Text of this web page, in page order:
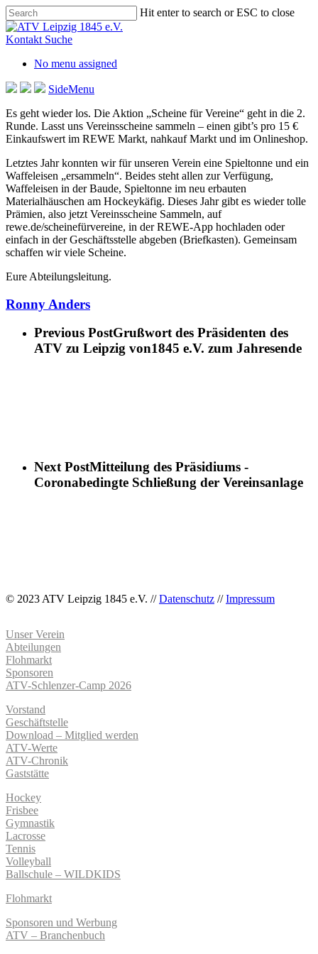
Skip
to
main
Hit enter to search or ESC to close
Close
Search
Kontakt Suche
No menu assigned
SideMenu
Es geht wieder los. Die Aktion „Scheine für Vereine“ geht in die 2.
Runde. Lasst uns Vereinsscheine sammeln – einen gibt’s pro 15 €
Einkaufswert im REWE Markt, nahkauf Markt und im Onlineshop.
Letztes Jahr konnten wir für unseren Verein eine Spieltonne und ein
Waffeleisen „ersammeln“. Beides steht allen zur Verfügung,
Waffeleisen in der Baude, Spieltonne im neu erbauten
Materialhäuschen am Hockeykäfig. Dieses Jahr gibt es wieder tolle
Prämien, also jetzt Vereinsscheine Sammeln, auf
rewe.de/scheinefürvereine, in der REWE-App hochladen oder
einfach in der Geschäftsstelle abgeben (Briefkasten). Gemeinsam
schaffen wir viele Scheine.
Eure Abteilungsleitung.
Ronny Anders
Previous PostGrußwort des Präsidenten des
ATV zu Leipzig von1845 e.V. zum Jahresende
Next PostMitteilung des Präsidiums -
Coronabedingte Schließung der Vereinsanlage
© 2023 ATV Leipzig 1845 e.V. //Datenschutz //Impressum
Unser Verein
Abteilungen
Flohmarkt
Sponsoren
ATV-Schlenzer-Camp 2026
Vorstand
Geschäftstelle
Download – Mitglied werden
ATV-Werte
ATV-Chronik
Gaststätte
Hockey
Frisbee
Gymnastik
Lacrosse
Tennis
Volleyball
Ballschule – WILDKIDS
Flohmarkt
Sponsoren und Werbung
ATV – Branchenbuch